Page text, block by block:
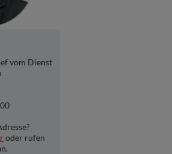
vom Dienst
oder rufen